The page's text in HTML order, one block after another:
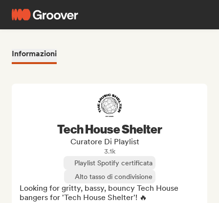
Informazioni
Tech House Shelter
Curatore Di Playlist
3.1k
Playlist Spotify certificata
Alto tasso di condivisione
Looking for gritty, bassy, bouncy Tech House
bangers for 'Tech House Shelter'! 🔥